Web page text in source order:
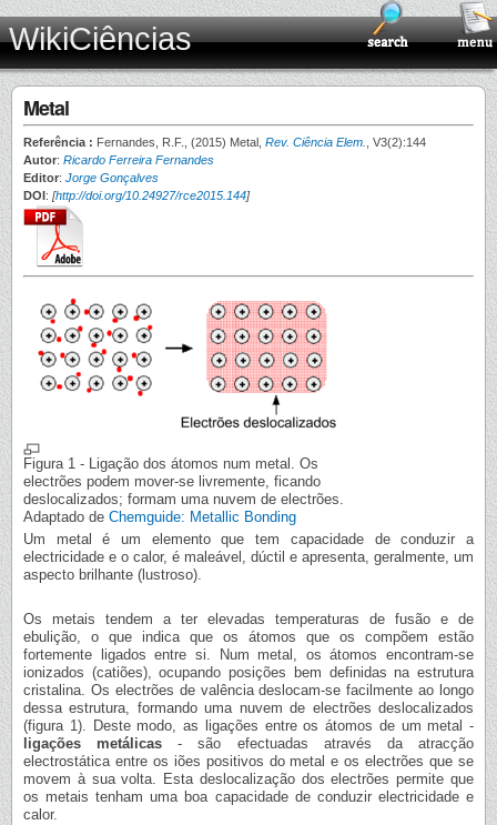
WikiCiências
Metal
Referência : Fernandes, R.F., (2015) Metal, Rev. Ciência Elem.
, V3(2):144
Autor: Ricardo Ferreira Fernandes
Editor: Jorge Gonçalves
DOI: [http://doi.org/10.24927/rce2015.144]
Figura 1 - Ligação dos átomos num metal. Os
electrões podem mover-se livremente, ficando
deslocalizados; formam uma nuvem de electrões.
Adaptado de Chemguide: Metallic Bonding
Um metal é um elemento que tem capacidade de conduzir a
electricidade e o calor, é maleável, dúctil e apresenta, geralmente, um
aspecto brilhante (lustroso).
Os metais tendem a ter elevadas temperaturas de fusão e de
ebulição, o que indica que os átomos que os compõem estão
fortemente ligados entre si. Num metal, os átomos encontram-se
ionizados (catiões), ocupando posições bem definidas na estrutura
cristalina. Os electrões de valência deslocam-se facilmente ao longo
dessa estrutura, formando uma nuvem de electrões deslocalizados
(figura 1). Deste modo, as ligações entre os átomos de um metal -
ligações metálicas - são efectuadas através da atracção
electrostática entre os iões positivos do metal e os electrões que se
movem à sua volta. Esta deslocalização dos electrões permite que
os metais tenham uma boa capacidade de conduzir electricidade e
calor.